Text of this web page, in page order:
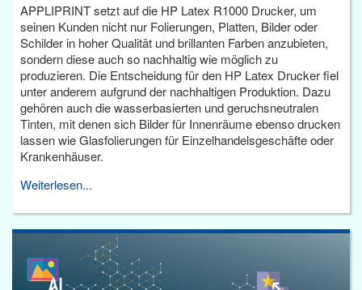
APPLIPRINT setzt auf die HP Latex R1000 Drucker, um
seinen Kunden nicht nur Folierungen, Platten, Bilder oder
Schilder in hoher Qualität und brillanten Farben anzubieten,
sondern diese auch so nachhaltig wie möglich zu
produzieren. Die Entscheidung für den HP Latex Drucker fiel
unter anderem aufgrund der nachhaltigen Produktion. Dazu
gehören auch die wasserbasierten und geruchsneutralen
Tinten, mit denen sich Bilder für Innenräume ebenso drucken
lassen wie Glasfolierungen für Einzelhandelsgeschäfte oder
Krankenhäuser.
Weiterlesen...